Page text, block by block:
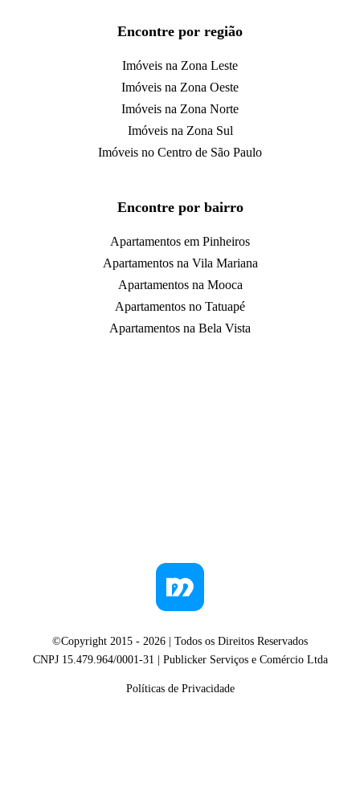
Encontre por região
Imóveis na Zona Leste
Imóveis na Zona Oeste
Imóveis na Zona Norte
Imóveis na Zona Sul
Imóveis no Centro de São Paulo
Encontre por bairro
Apartamentos em Pinheiros
Apartamentos na Vila Mariana
Apartamentos na Mooca
Apartamentos no Tatuapé
Apartamentos na Bela Vista
©Copyright 2015 - 2026 | Todos os Direitos Reservados
CNPJ 15.479.964/0001-31 | Publicker Serviços e Comércio Ltda
Políticas de Privacidade